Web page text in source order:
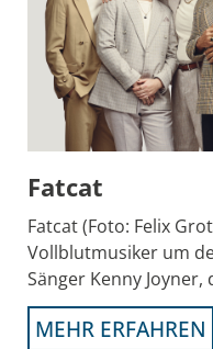
Fatcat
Fatcat (Foto: Felix
Vollblutmusiker um
Sänger Kenny Joyner,
MEHR ERFAHREN